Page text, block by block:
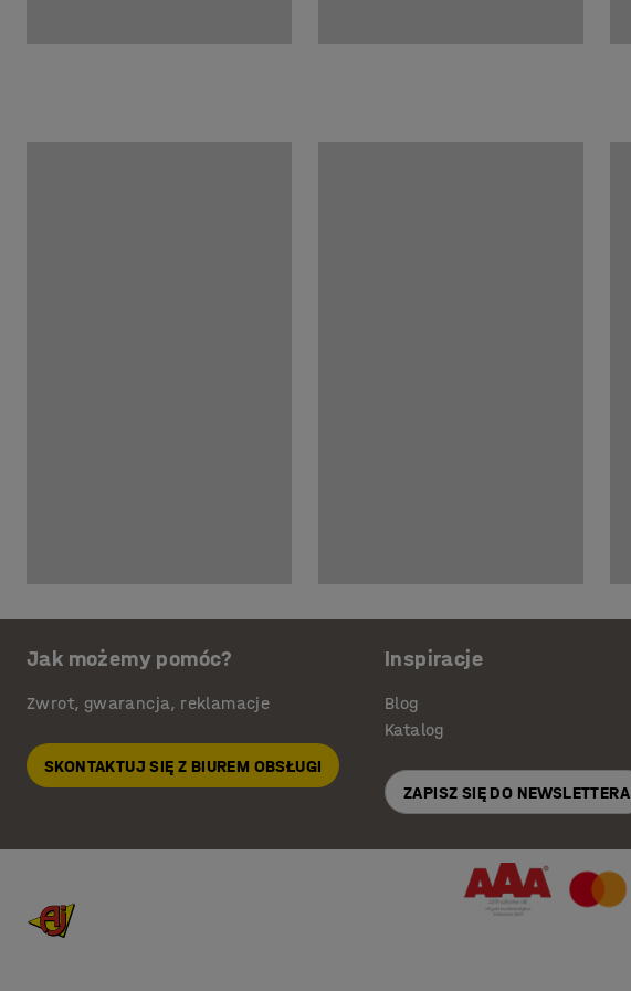
Jak możemy pomóc?
Zwrot, gwarancja, reklamacje
SKONTAKTUJ SIĘ Z BIUREM OBSŁUGI
Inspiracje
Blog
Katalog
ZAPISZ SIĘ DO NEWSLETTERA